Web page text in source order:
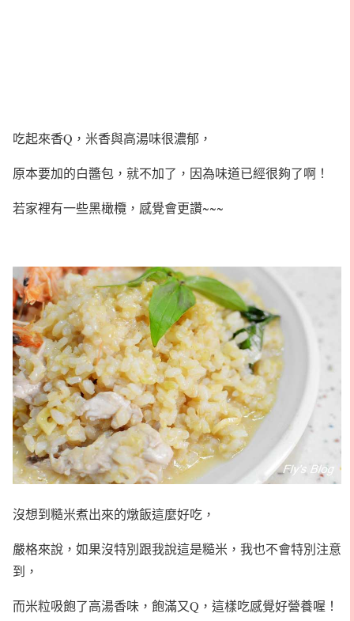
吃起來香Q，米香與高湯味很濃郁，
原本要加的白醬包，就不加了，因為味道已經很夠了啊！
若家裡有一些黑橄欖，感覺會更讚~~~
沒想到糙米煮出來的燉飯這麼好吃，
嚴格來說，如果沒特別跟我說這是糙米，我也不會特別注意
到，
而米粒吸飽了高湯香味，飽滿又Q，這樣吃感覺好營養喔！